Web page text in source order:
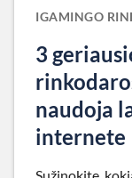
IGAMINGO
3
naudoja
internete